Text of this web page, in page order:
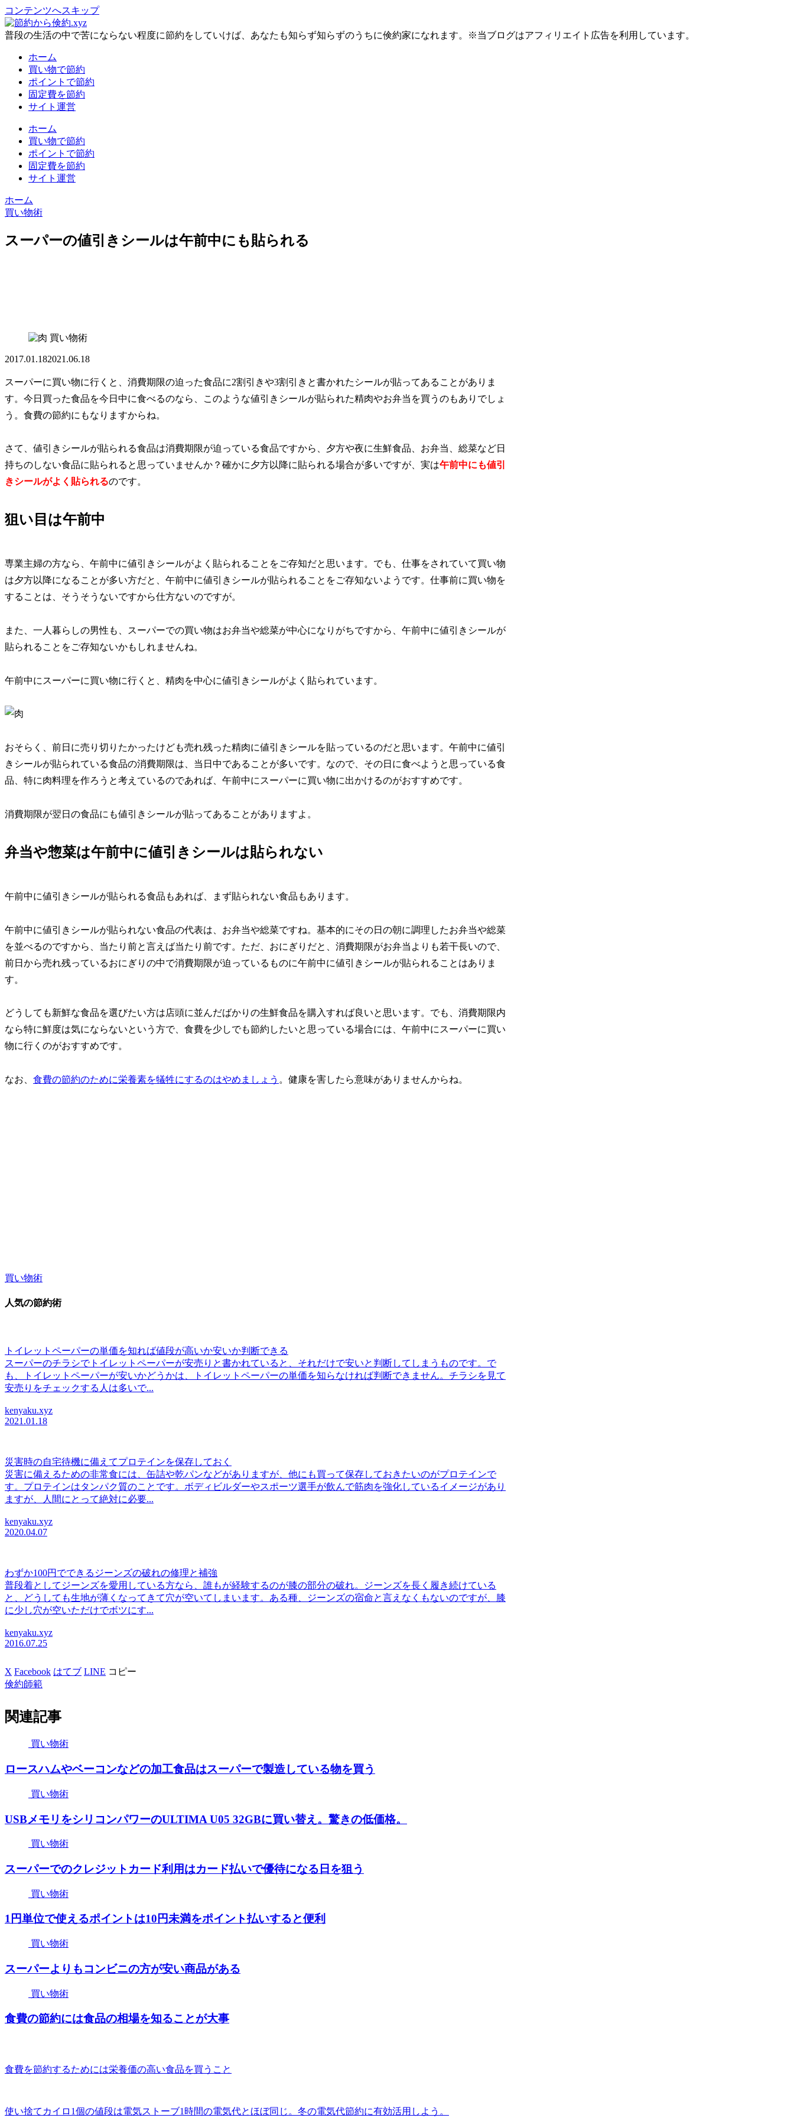
コンテンツへスキップ
普段の生活の中で苦にならない程度に節約をしていけば、あなたも知らず知らずのうちに倹約家になれます。※当ブログはアフィリエイト広告を利用しています。
ホーム
買い物で節約
ポイントで節約
固定費を節約
サイト運営
ホーム
買い物で節約
ポイントで節約
固定費を節約
サイト運営
ホーム
買い物術
スーパーの値引きシールは午前中にも貼られる
買い物術
2017.01.182021.06.18
スーパーに買い物に行くと、消費期限の迫った食品に2割引きや3割引きと書かれたシールが貼ってあることがありま
す。今日買った食品を今日中に食べるのなら、このような値引きシールが貼られた精肉やお弁当を買うのもありでしょ
う。食費の節約にもなりますからね。
さて、値引きシールが貼られる食品は消費期限が迫っている食品ですから、夕方や夜に生鮮食品、お弁当、総菜など日
持ちのしない食品に貼られると思っていませんか？確かに夕方以降に貼られる場合が多いですが、実は午前中にも値引
きシールがよく貼られるのです。
狙い目は午前中
専業主婦の方なら、午前中に値引きシールがよく貼られることをご存知だと思います。でも、仕事をされていて買い物
は夕方以降になることが多い方だと、午前中に値引きシールが貼られることをご存知ないようです。仕事前に買い物を
することは、そうそうないですから仕方ないのですが。
また、一人暮らしの男性も、スーパーでの買い物はお弁当や総菜が中心になりがちですから、午前中に値引きシールが
貼られることをご存知ないかもしれませんね。
午前中にスーパーに買い物に行くと、精肉を中心に値引きシールがよく貼られています。
おそらく、前日に売り切りたかったけども売れ残った精肉に値引きシールを貼っているのだと思います。午前中に値引
きシールが貼られている食品の消費期限は、当日中であることが多いです。なので、その日に食べようと思っている食
品、特に肉料理を作ろうと考えているのであれば、午前中にスーパーに買い物に出かけるのがおすすめです。
消費期限が翌日の食品にも値引きシールが貼ってあることがありますよ。
弁当や惣菜は午前中に値引きシールは貼られない
午前中に値引きシールが貼られる食品もあれば、まず貼られない食品もあります。
午前中に値引きシールが貼られない食品の代表は、お弁当や総菜ですね。基本的にその日の朝に調理したお弁当や総菜
を並べるのですから、当たり前と言えば当たり前です。ただ、おにぎりだと、消費期限がお弁当よりも若干長いので、
前日から売れ残っているおにぎりの中で消費期限が迫っているものに午前中に値引きシールが貼られることはありま
す。
どうしても新鮮な食品を選びたい方は店頭に並んだばかりの生鮮食品を購入すれば良いと思います。でも、消費期限内
なら特に鮮度は気にならないという方で、食費を少しでも節約したいと思っている場合には、午前中にスーパーに買い
物に行くのがおすすめです。
なお、 食費の節約のために栄養素を犠牲にするのはやめましょう 。健康を害したら意味がありませんからね。
買い物術
人気の節約術
トイレットペーパーの単価を知れば値段が高いか安いか判断できる
スーパーのチラシでトイレットペーパーが安売りと書かれていると、それだけで安いと判断してしまうものです。で
も、トイレットペーパーが安いかどうかは、トイレットペーパーの単価を知らなければ判断できません。チラシを見て
安売りをチェックする人は多いで...
kenyaku.xyz
2021.01.18
災害時の自宅待機に備えてプロテインを保存しておく
災害に備えるための非常食には、缶詰や乾パンなどがありますが、他にも買って保存しておきたいのがプロテインで
す。プロテインはタンパク質のことです。ボディビルダーやスポーツ選手が飲んで筋肉を強化しているイメージがあり
ますが、人間にとって絶対に必要...
kenyaku.xyz
2020.04.07
わずか100円でできるジーンズの破れの修理と補強
普段着としてジーンズを愛用している方なら、誰もが経験するのが膝の部分の破れ。ジーンズを長く履き続けている
と、どうしても生地が薄くなってきて穴が空いてしまいます。ある種、ジーンズの宿命と言えなくもないのですが、膝
に少し穴が空いただけでボツにす...
kenyaku.xyz
2016.07.25
X Facebook はてブ LINE コピー
倹約師範
関連記事
買い物術
ロースハムやベーコンなどの加工食品はスーパーで製造している物を買う
買い物術
USBメモリをシリコンパワーのULTIMA U05 32GBに買い替え。驚きの低価格。
買い物術
スーパーでのクレジットカード利用はカード払いで優待になる日を狙う
買い物術
1円単位で使えるポイントは10円未満をポイント払いすると便利
買い物術
スーパーよりもコンビニの方が安い商品がある
買い物術
食費の節約には食品の相場を知ることが大事
食費を節約するためには栄養価の高い食品を買うこと
使い捨てカイロ1個の値段は電気ストーブ1時間の電気代とほぼ同じ。冬の電気代節約に有効活用しよう。